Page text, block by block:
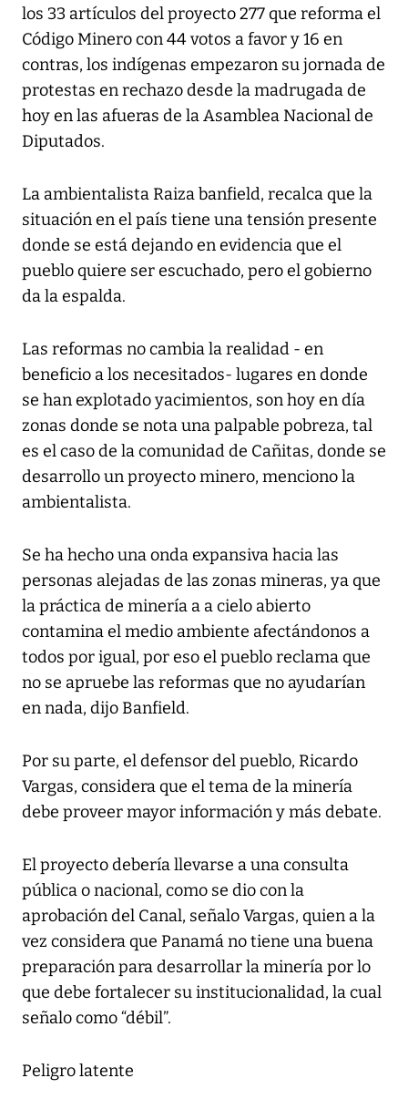
los 33 artículos del proyecto 277 que reforma el
Código Minero con 44 votos a favor y 16 en
contras, los indígenas empezaron su jornada de
protestas en rechazo desde la madrugada de
hoy en las afueras de la Asamblea Nacional de
Diputados.
La ambientalista Raiza banfield, recalca que la
situación en el país tiene una tensión presente
donde se está dejando en evidencia que el
pueblo quiere ser escuchado, pero el gobierno
da la espalda.
Las reformas no cambia la realidad - en
beneficio a los necesitados- lugares en donde
se han explotado yacimientos, son hoy en día
zonas donde se nota una palpable pobreza, tal
es el caso de la comunidad de Cañitas, donde se
desarrollo un proyecto minero, menciono la
ambientalista.
Se ha hecho una onda expansiva hacia las
personas alejadas de las zonas mineras, ya que
la práctica de minería a a cielo abierto
contamina el medio ambiente afectándonos a
todos por igual, por eso el pueblo reclama que
no se apruebe las reformas que no ayudarían
en nada, dijo Banfield.
Por su parte, el defensor del pueblo, Ricardo
Vargas, considera que el tema de la minería
debe proveer mayor información y más debate.
El proyecto debería llevarse a una consulta
pública o nacional, como se dio con la
aprobación del Canal, señalo Vargas, quien a la
vez considera que Panamá no tiene una buena
preparación para desarrollar la minería por lo
que debe fortalecer su institucionalidad, la cual
señalo como “débil”.
Peligro latente